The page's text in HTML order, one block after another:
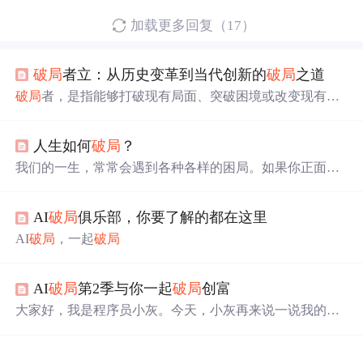
加载更多回复（17）
破局者立：从历史变革到当代创新的破局之道
破局者，是指能够打破现有局面、突破困境或改变现有规
创新技术、商业模式或意识形态挑战旧体系，不受旧规则
束缚，能以更低成本、更高效率或更优体验重构行业逻
创建的企业或团队通过创新实现在特定领域的突破或跃
进，为行业带来颠覆性变革。从更广泛的角度看，
是指可以打破僵局，突破各类限制来达成自己目标的人。
人生如何破局 ？
我们的一生，常常会遇到各种各样的困局。如果你正面临
走出思维的牢笼，才能看到更大更广阔的世界。
AI破局俱乐部，你要了解的都在这里
AI破局 ，一起破局
AI破局第2季与你一起破局创富
大家好，我是程序员小灰。今天，小灰再来说一说我的好